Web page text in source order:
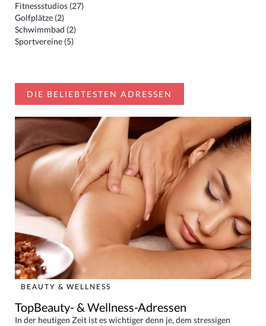
Fitnessstudios (27)
Golfplätze (2)
Schwimmbad (2)
Sportvereine (5)
DIE BELIEBTESTEN ADRESSEN
BEAUTY & WELLNESS
TopBeauty- & Wellness-Adressen
In der heutigen Zeit ist es wichtiger denn je, dem stressigen